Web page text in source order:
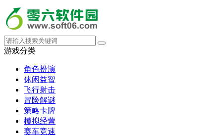
游戏分类
角色扮演
休闲益智
飞行射击
冒险解谜
策略卡牌
模拟经营
赛车竞速